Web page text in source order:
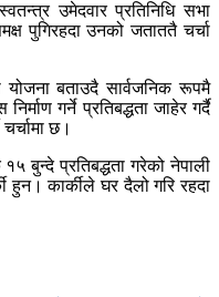
उमेदवार प्रतिनिधि सभा
पुगिरहदा उनको जताततै चर्चा
योजना बताउदै सार्वजनिक रूपमै
गर्ने प्रतिबद्धता जाहेर गर्दै
छ।
बुन्दे प्रतिबद्धता गरेको नेपाली
हुन। कार्कीले घर दैलो गरि रहदा